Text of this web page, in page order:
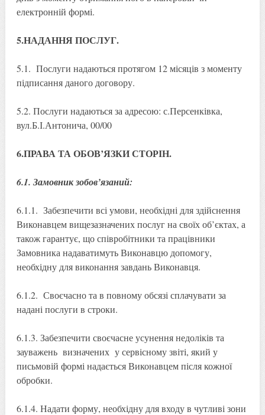
електронній формі.
5.НАДАННЯ ПОСЛУГ.
5.1. Послуги надаються протягом 12 місяців з моменту
підписання даного договору.
5.2. Послуги надаються за адресою: с.Персенківка,
вул.Б.І.Антонича, 00/00
6.ПРАВА ТА ОБОВ’ЯЗКИ СТОРІН.
6.1. Замовник зобов’язаний:
6.1.1. Забезпечити всі умови, необхідні для здійснення
Виконавцем вищезазначених послуг на своїх об’єктах, а
також гарантує, що співробітники та працівники
Замовника надаватимуть Виконавцю допомогу,
необхідну для виконання завдань Виконавця.
6.1.2. Своєчасно та в повному обсязі сплачувати за
надані послуги в строки.
6.1.3. Забезпечити своєчасне усунення недоліків та
зауважень визначених у сервісному звіті, який у
письмовій формі надається Виконавцем після кожної
обробки.
6.1.4. Надати форму, необхідну для входу в чутливі зони